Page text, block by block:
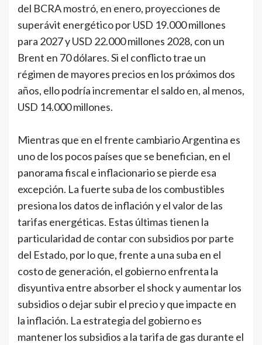
del BCRA mostró, en enero, proyecciones de
superávit energético por USD 19.000 millones
para 2027 y USD 22.000 millones 2028, con un
Brent en 70 dólares. Si el conflicto trae un
régimen de mayores precios en los próximos dos
años, ello podría incrementar el saldo en, al menos,
USD 14.000 millones.
Mientras que en el frente cambiario Argentina es
uno de los pocos países que se benefician, en el
panorama fiscal e inflacionario se pierde esa
excepción. La fuerte suba de los combustibles
presiona los datos de inflación y el valor de las
tarifas energéticas. Estas últimas tienen la
particularidad de contar con subsidios por parte
del Estado, por lo que, frente a una suba en el
costo de generación, el gobierno enfrenta la
disyuntiva entre absorber el shock y aumentar los
subsidios o dejar subir el precio y que impacte en
la inflación. La estrategia del gobierno es
mantener los subsidios a la tarifa de gas durante el